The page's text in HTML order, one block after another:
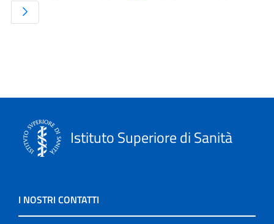
Istituto Superiore di Sanità
I NOSTRI CONTATTI